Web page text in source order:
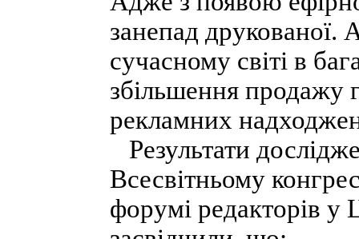
занепад друкованої.
сучасному світі в
збільшення продажу
рекламних
Результати
Всесвітньому
форумі редакторів